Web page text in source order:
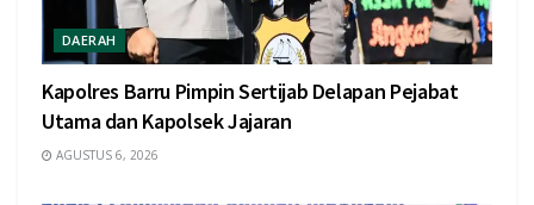
DAERAH
Kapolres Barru Pimpin Sertijab Delapan Pejabat
Utama dan Kapolsek Jajaran
AGUSTUS 6, 2026